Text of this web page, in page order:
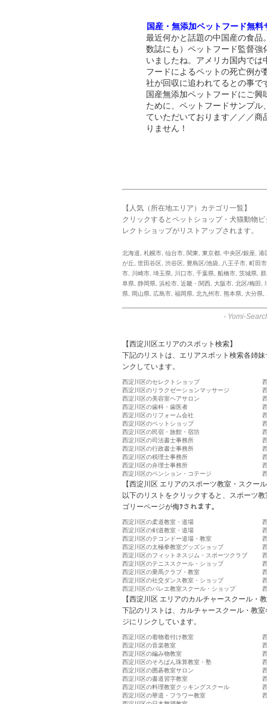
国産・無添加ペットフード無料
最近何かと話題の中国産の食品
数誌にも）ペットフード監督強
いましたね。アメリカ国内で
フードによるペットの死亡例
社が回収に追われてるとの事で
国産無添加ペットフードにご
ために、ペットフードサンプ
ていただいております／／／
りません！
【人気（所在地エリア）カテゴリ一覧】
クリックするとペットショップ・犬猫動物
レクトショップがリストアップされます。
北海道 札幌市 仙台市 関東 東京都 中央区/銀座 港
が丘
世田谷区 渋谷区 豊島区/池袋 八王子市 町田市
市
川崎市 埼玉県 川口市 千葉県 船橋市 茨城県
阜県 静岡県 浜松市 近畿・関西 大阪市 北区/梅田
県
岡山県 広島市 福岡県 北九州市 熊本県 大分県
- Yomi-
【西淀川区エリアのスポット検索】
下記のリストは、エリアスポット検索各姉
ンクしています。
西淀川区のセレクトショップ
西淀川区のリラクゼーションマッサージ
西淀川区の美容室ヘアサロン
西淀川区の歯科・歯医者
西淀川区のリフォーム会社
西淀川区のペットショップ
西淀川区の民宿・旅館・宿坊
西淀川区の司法書士事務所
西淀川区の行政書士事務所
西淀川区の税理士事務所
西淀川区の弁理士事務所
西淀川区のペンション・コテージ
【西淀川区 エリアのスポーツ教室・スクー
以下のリストをクリックすると、スポーツ
ゴリーページが侮ｦされます。
西淀川区の柔道教室・道場
西淀川区の剣道教室・道場
西淀川区のテコンドー道場・教室
西淀川区の太極拳教室グッズショップ
西淀川区のフィットネスジム・スポーツクラブ
西淀川区のテニススクール・ショップ
西淀川区の乗馬クラブ・教室
西淀川区の社交ダンス教室・ショップ
西淀川区のバレエ教室スクール・ショップ
【西淀川区 エリアのカルチャースクール・
下記のリストは、カルチャースクール・教
ジにリンクしています。
西淀川区の着物着付け教室
西淀川区の音楽教室
西淀川区の編み物教室
西淀川区のそろばん珠算教室・塾
西淀川区の囲碁教室サロン
西淀川区の書道習字教室
西淀川区の料理教室クッキングスクール
西淀川区の華道・フラワー教室